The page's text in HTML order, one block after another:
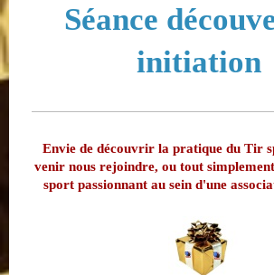
Séance
initiation
Envie de découvrir la pratique du Tir
venir nous rejoindre, ou tout
sport passionnant au sein d'une